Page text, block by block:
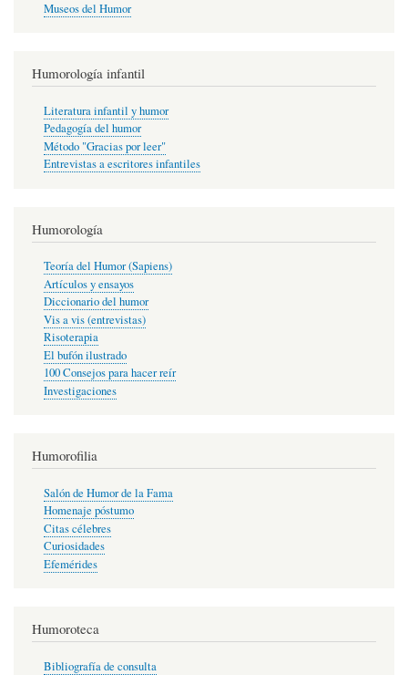
Museos del Humor
Humorología infantil
Literatura infantil y humor
Pedagogía del humor
Método "Gracias por leer"
Entrevistas a escritores infantiles
Humorología
Teoría del Humor (Sapiens)
Artículos y ensayos
Diccionario del humor
Vis a vis (entrevistas)
Risoterapia
El bufón ilustrado
100 Consejos para hacer reír
Investigaciones
Humorofilia
Salón de Humor de la Fama
Homenaje póstumo
Citas célebres
Curiosidades
Efemérides
Humoroteca
Bibliografía de consulta